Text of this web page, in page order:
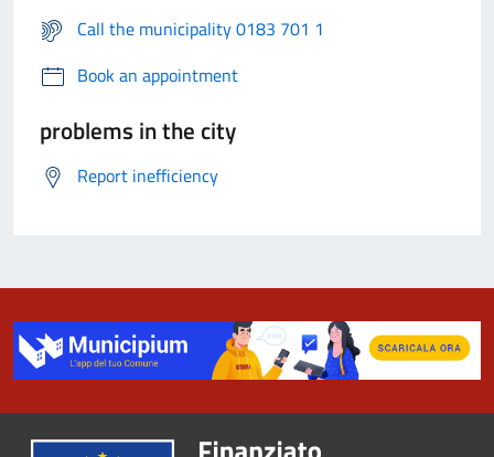
Call the municipality 0183 701 1
Book an appointment
problems in the city
Report inefficiency